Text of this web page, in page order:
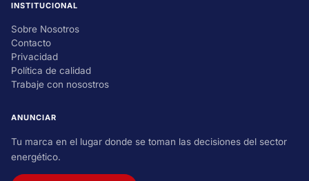
INSTITUCIONAL
Sobre Nosotros
Contacto
Privacidad
Política de calidad
Trabaje con nosostros
ANUNCIAR
Tu marca en el lugar donde se toman las decisiones del sector
energético.